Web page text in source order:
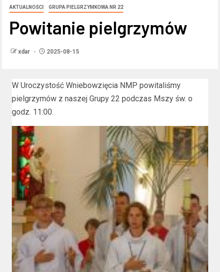
AKTUALNOŚCI GRUPA PIELGRZYMKOWA NR 22
Powitanie pielgrzymów
xdar 2025-08-15
W Uroczystość Wniebowzięcia NMP powitaliśmy
pielgrzymów z naszej Grupy 22 podczas Mszy św. o
godz. 11:00.